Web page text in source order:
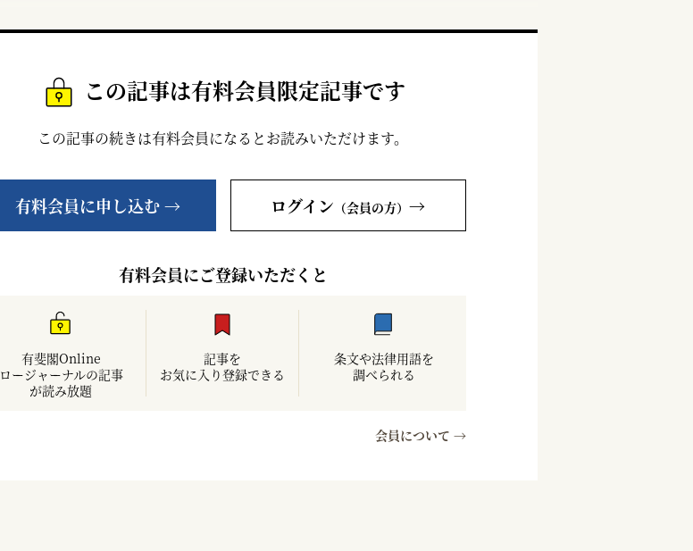
この記事は有料会員限定記事です
この記事の続きは有料会員になるとお読みいただけます。
有料会員に申し込む → ログイン （会員の方） →
有料会員にご登録いただくと
有斐閣Online
ロージャーナルの記事
が読み放題
記事を
お気に入り登録できる
条文や法律用語を
調べられる
会員について →